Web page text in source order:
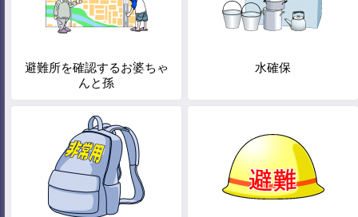
避難所を確認するお婆ちゃ
んと孫
水確保